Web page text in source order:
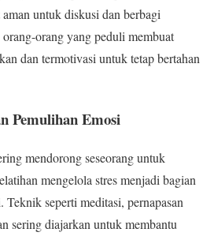
untuk diskusi dan berbagi
orang yang peduli membuat
dan termotivasi untuk tetap bertahan
Pemulihan Emosi
mendorong seseorang untuk
mengelola stres menjadi bagian
seperti meditasi, pernapasan
sering diajarkan untuk membantu